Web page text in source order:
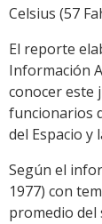
Celsius (57
El reporte
Información
conocer este
funcionarios
del Espacio y
Según el
1977) con
promedio del